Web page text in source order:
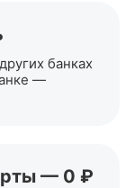
банках
—
— 0 ₽